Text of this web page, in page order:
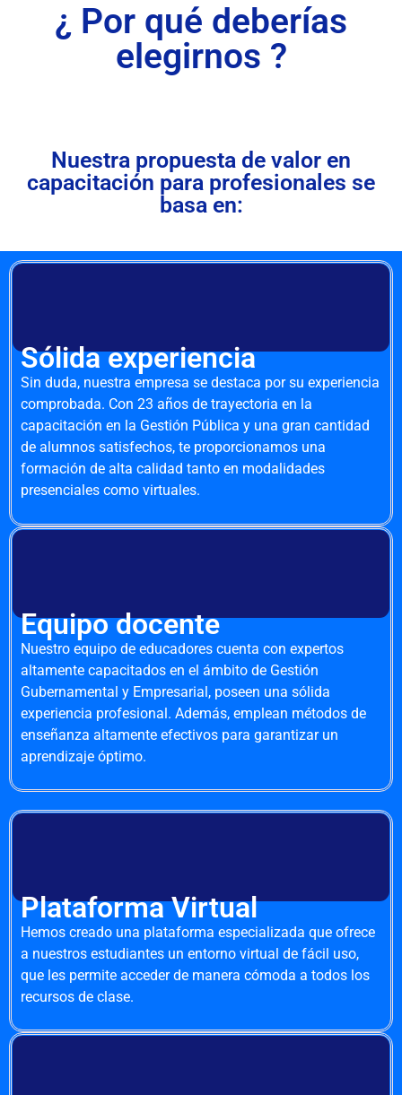
¿ Por qué deberías
elegirnos ?
Nuestra propuesta de valor en
capacitación para profesionales se
basa en:
Sólida experiencia
Sin duda, nuestra empresa se destaca por su experiencia
comprobada. Con 23 años de trayectoria en la
capacitación en la Gestión Pública y una gran cantidad
de alumnos satisfechos, te proporcionamos una
formación de alta calidad tanto en modalidades
presenciales como virtuales.
Equipo docente
Nuestro equipo de educadores cuenta con expertos
altamente capacitados en el ámbito de Gestión
Gubernamental y Empresarial, poseen una sólida
experiencia profesional. Además, emplean métodos de
enseñanza altamente efectivos para garantizar un
aprendizaje óptimo.
Plataforma Virtual
Hemos creado una plataforma especializada que ofrece
a nuestros estudiantes un entorno virtual de fácil uso,
que les permite acceder de manera cómoda a todos los
recursos de clase.